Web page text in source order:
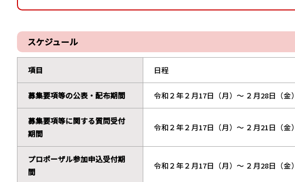
スケジュール
項目 日程
募集要項等の公表・配布期間 令和２年２月17日（月）〜 ２月28日（金）
募集要項等に関する質問受付
期間
令和２年２月17日（月）〜 ２月21日（金）
プロポーザル参加申込受付期
間
令和２年２月17日（月）〜 ２月28日（金）